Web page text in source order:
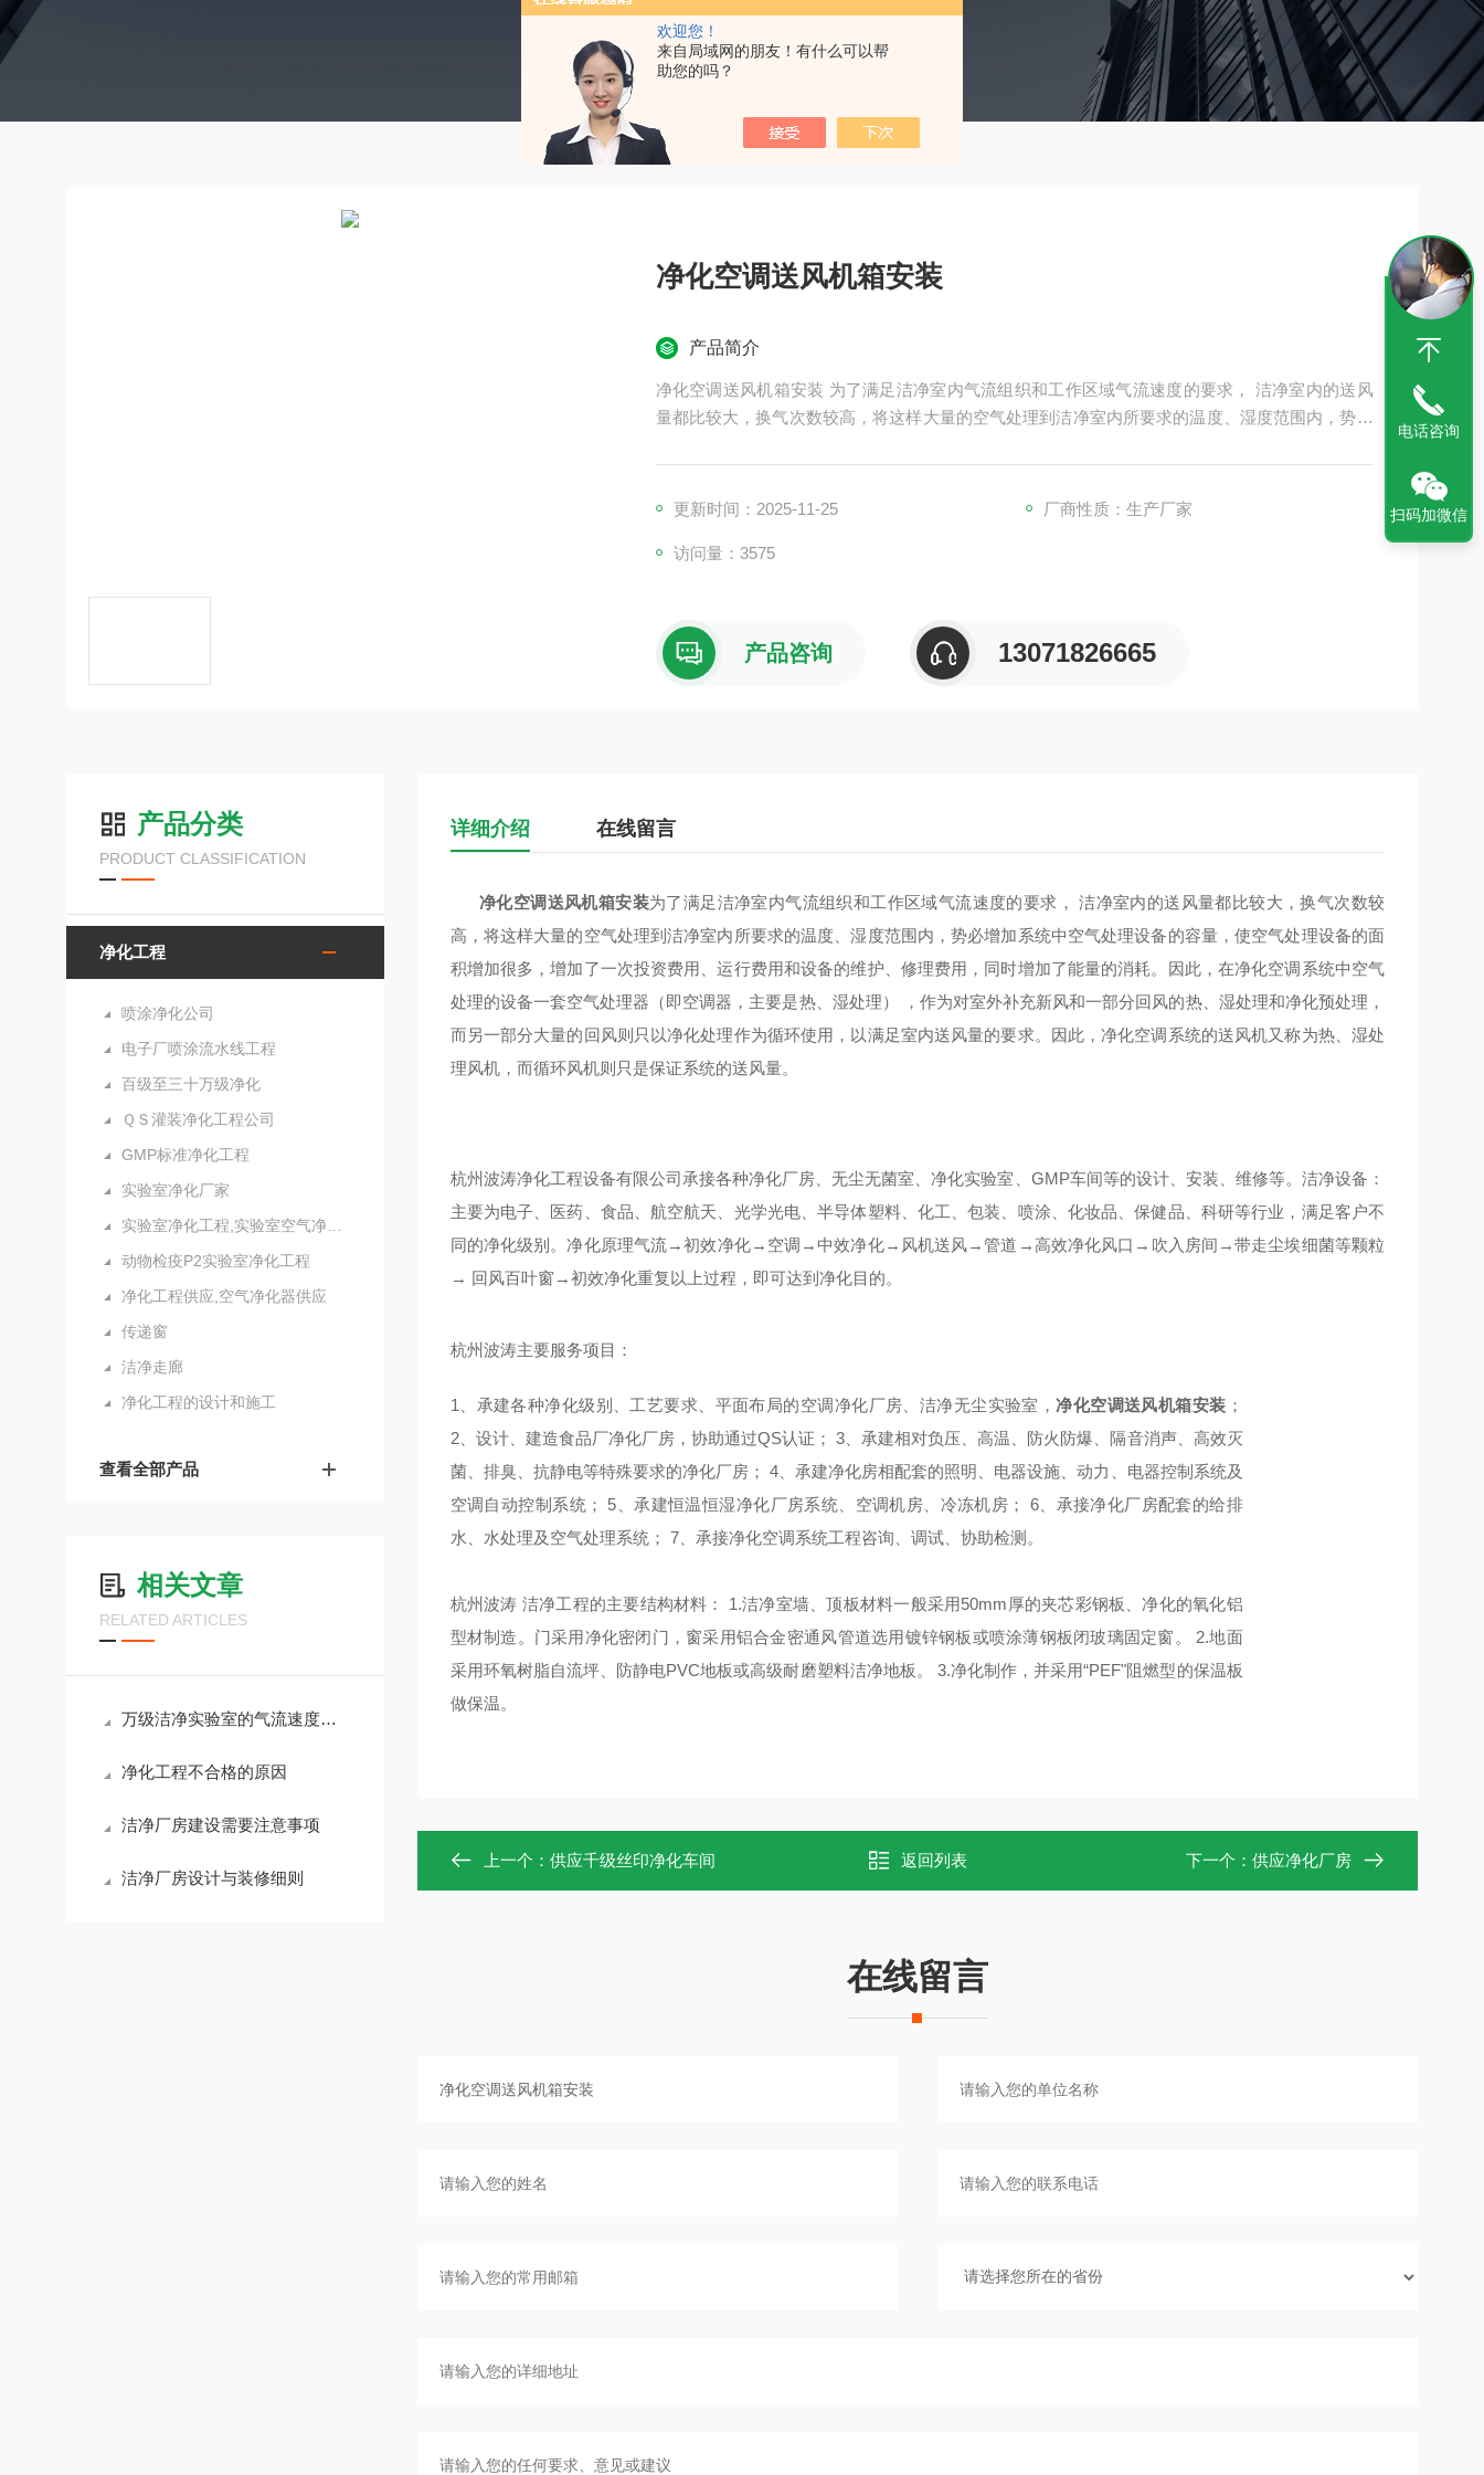
欢迎您！
来自局域网的朋友！有什么可以帮
助您的吗？
净化空调送风机箱安装
产品简介
净化空调送风机箱安装 为了满足洁净室内气流组织和工作区域气流速度的要求， 洁净室内的送风
量都比较大，换气次数较高，将这样大量的空气处理到洁净室内所要求的温度、湿度范围内，势必
套空气处理器（即空调器，主要是热、湿处理）。
更新时间：2025-11-25 厂商性质：生产厂家
访问量：3575
产品咨询 13071826665
产品分类
PRODUCT CLASSIFICATION
净化工程
喷涂净化公司
电子厂喷涂流水线工程
百级至三十万级净化
ＱＳ灌装净化工程公司
GMP标准净化工程
实验室净化厂家
动物检疫P2实验室净化工程
净化工程供应,空气净化器供应
传递窗
洁净走廊
净化工程的设计和施工
查看全部产品
相关文章
RELATED ARTICLES
万级洁净实验室的气流速度该如何调节？
净化工程不合格的原因
洁净厂房建设需要注意事项
洁净厂房设计与装修细则
详细介绍 在线留言
净化空调送风机箱安装为了满足洁净室内气流组织和工作区域气流速度的要求， 洁净室内的送风量都比较大，换气次数较
高，将这样大量的空气处理到洁净室内所要求的温度、湿度范围内，势必增加系统中空气处理设备的容量，使空气处理设备的面
积增加很多，增加了一次投资费用、运行费用和设备的维护、修理费用，同时增加了能量的消耗。因此，在净化空调系统中空气
处理的设备一套空气处理器（即空调器，主要是热、湿处理） ，作为对室外补充新风和一部分回风的热、湿处理和净化预处理，
而另一部分大量的回风则只以净化处理作为循环使用，以满足室内送风量的要求。因此，净化空调系统的送风机又称为热、湿处
理风机，而循环风机则只是保证系统的送风量。
杭州波涛净化工程设备有限公司承接各种净化厂房、无尘无菌室、净化实验室、 GMP车间等的设计、安装、维修等。洁净设备：
主要为电子、医药、食品、航空航天、光学光电、半导体塑料、化工、包装、喷涂、化妆品、保健品、科研等行业，满足客户不
同的净化级别。净化原理气流→初效净化→ 空调 →中效净化→ 风机送风→管道 →高效净化风口 → 吹入房间 →带走尘埃细菌等颗粒
→ 回风百叶窗 →初效净化重复以上过程，即可达到净化目的。
杭州波涛主要服务项目：
1 承建各种净化级别、工艺要求、平面布局的空调净化厂房、洁净无尘实验室，净化空调送风机箱安装 ；
2、 设计、建造食品厂净化厂房，协助通过QS认证； 3
承建相对负压、高温、防火防爆、隔音消声、高效灭
菌、排臭、抗静电等特殊要求的净化厂房； 4 、承建净化房相配套的照明、电器设施、动力、电器控制系统及
空调自动控制系统；
5 、承建恒温恒湿净化厂房系统、空调机房、冷冻机房； 6、承接净化厂房配套的给排
水、水处理及空气处理系统； 7、承接净化空调系统工程咨询、调试、协助检测。
杭州波涛 洁净工程的主要结构材料： 1.洁净室墙、顶板材料一般采用50mm 厚的夹芯彩钢板、净化的氧化铝
型材制造。门采用净化密闭门，窗采用铝合金密通风管道选用镀锌钢板或喷涂薄钢板闭玻璃固定窗。
2.地面
采用环氧树脂自流坪、防静电PVC地板或高级耐磨塑料洁净地板。 3.净化制作，并采用“PEF"阻燃型的保温板
做保温。
上一个： 供应千级丝印净化车间 返回列表 下一个： 供应净化厂房
在线留言
电话咨询
扫码加微信